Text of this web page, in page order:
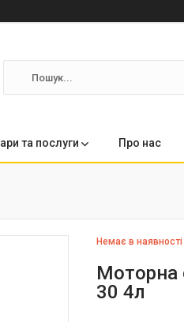
та послуги Про нас
Немає в наявності
Моторна
30 4л